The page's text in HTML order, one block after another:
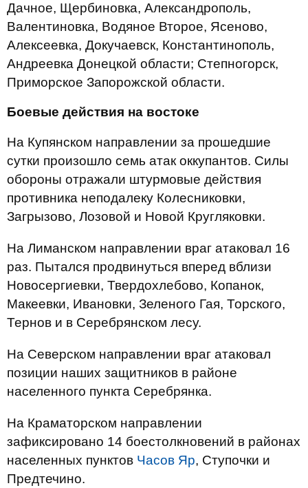
Дачное, Щербиновка, Александрополь,
Валентиновка, Водяное Второе, Ясеново,
Алексеевка, Докучаевск, Константинополь,
Андреевка Донецкой области; Степногорск,
Приморское Запорожской области.
Боевые действия на востоке
На Купянском направлении за прошедшие
сутки произошло семь атак оккупантов. Силы
обороны отражали штурмовые действия
противника неподалеку Колесниковки,
Загрызово, Лозовой и Новой Кругляковки.
На Лиманском направлении враг атаковал 16
раз. Пытался продвинуться вперед вблизи
Новосергиевки, Твердохлебово, Копанок,
Макеевки, Ивановки, Зеленого Гая, Торского,
Тернов и в Серебрянском лесу.
На Северском направлении враг атаковал
позиции наших защитников в районе
населенного пункта Серебрянка.
На Краматорском направлении
зафиксировано 14 боестолкновений в районах
населенных пунктов Часов Яр, Ступочки и
Предтечино.